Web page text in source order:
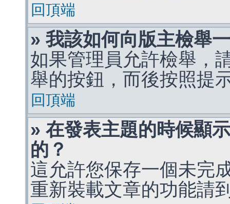
回頂端
» 我該如何向版主檢舉
如果管理員允許檢舉，
舉的按鈕，而後按照提
回頂端
» 在發表主題的時候顯
的？
這允許您保存一個未完
重新裝載文章的功能請